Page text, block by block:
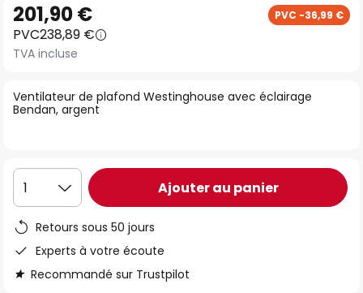
to
the
beginning
the
images
Ventilateur de plafond Westinghouse avec éclairage
Bendan, argent
201,90 € PVC -36,99 €
PVC238,89 €
TVA incluse
1 Ajouter au panier
Retours sous 50 jours
Experts à votre écoute
Recommandé sur Trustpilot